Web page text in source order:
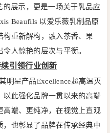
的展示，更是一场关于乳品应
Beaufils 以爱乐薇乳制品原
重新解构，融入茶香、果
人惊艳的层次与平衡。
引领行业创新
明星产品Excellence超高温灭
以此强化品牌一贯以来的高端
端、更纯净，在视觉上直观
也彰显了品牌在传承经典中